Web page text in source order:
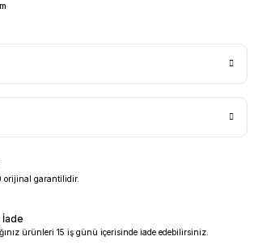
orijinal garantilidir.
İade
ürünleri 15 iş günü içerisinde iade edebilirsiniz.